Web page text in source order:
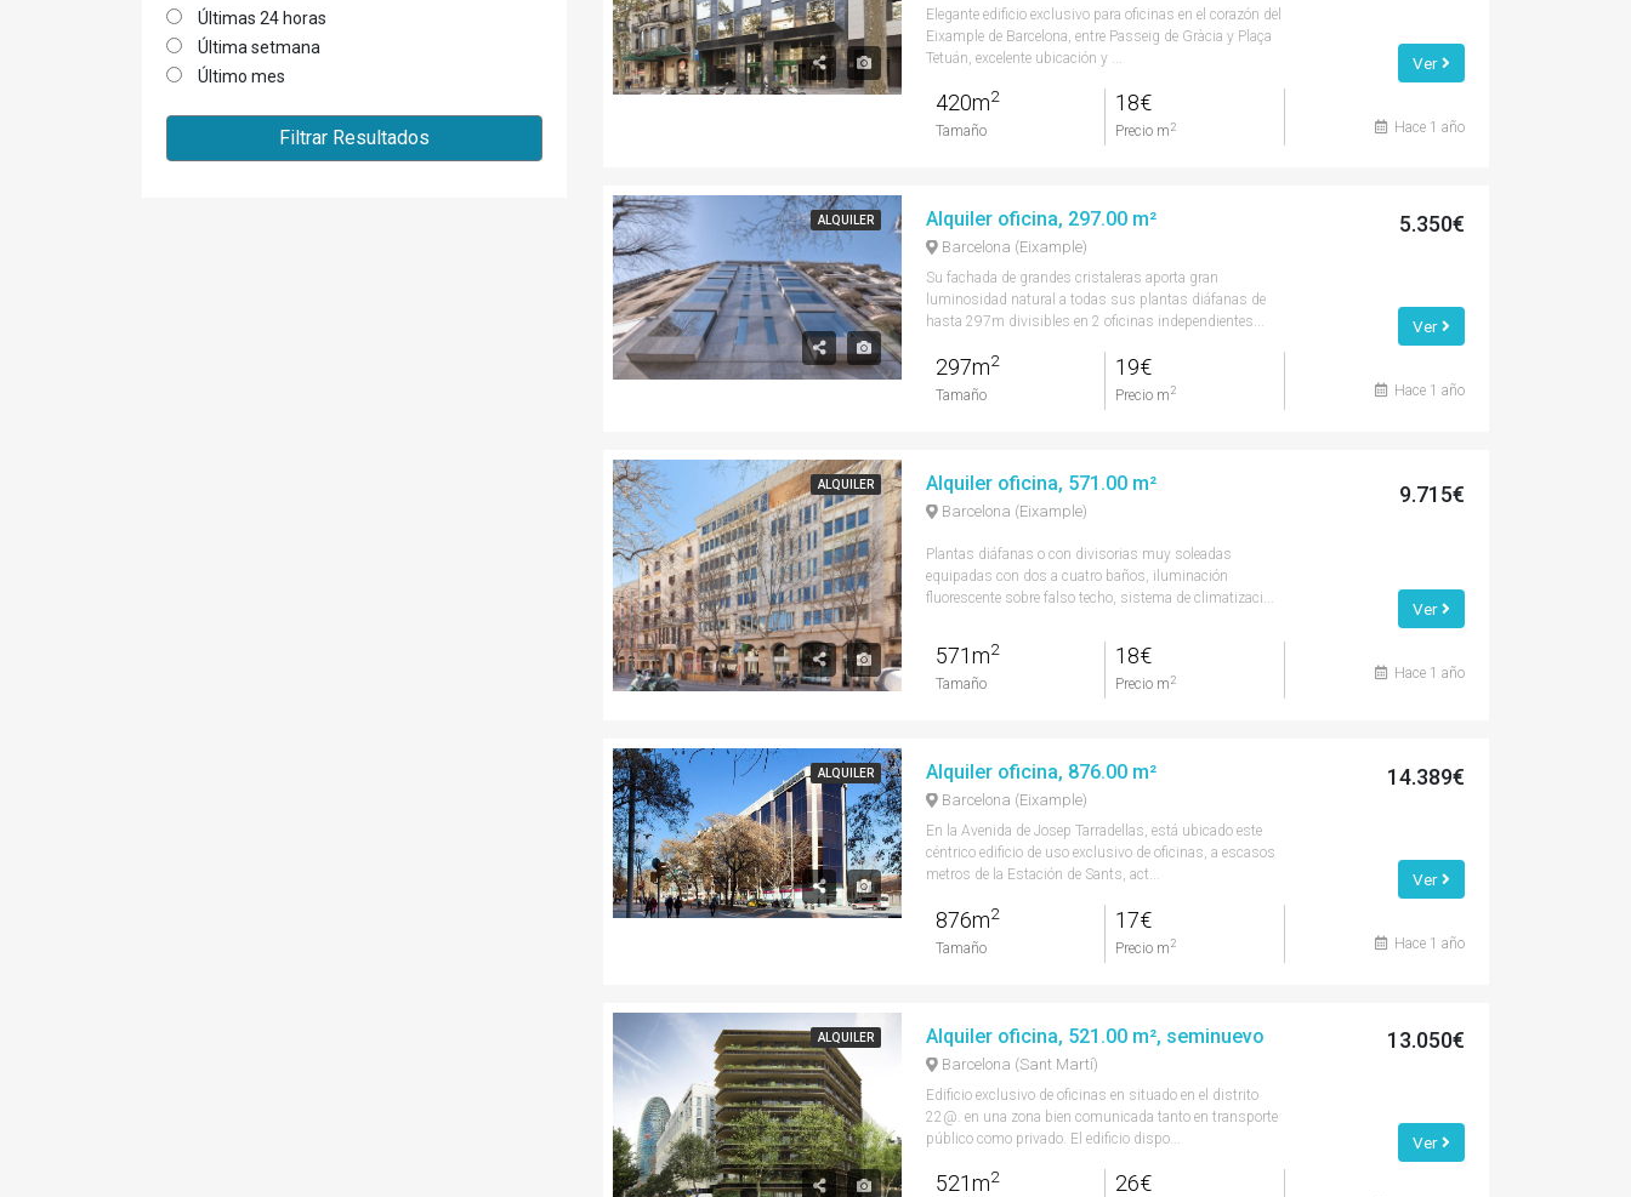
Últimas 24 horas
Última setmana
Último mes
Filtrar Resultados
Elegante edificio exclusivo para oficinas en el corazón del
Eixample de Barcelona, entre Passeig de Gràcia y Plaça
Tetuán, excelente ubicación y ...
420m2
Tamaño
18€
Precio m 2
Ver
Hace 1 año
ALQUILER Alquiler oficina, 297.00 m²
Barcelona (Eixample)
Su fachada de grandes cristaleras aporta gran
luminosidad natural a todas sus plantas diáfanas de
hasta 297m divisibles en 2 oficinas independientes...
297m2
Tamaño
19€
Precio m 2
5.350€
Ver
Hace 1 año
ALQUILER Alquiler oficina, 571.00 m²
Barcelona (Eixample)
Plantas diáfanas o con divisorias muy soleadas
equipadas con dos a cuatro baños, iluminación
fluorescente sobre falso techo, sistema de climatizaci...
571m2
Tamaño
18€
Precio m 2
9.715€
Ver
Hace 1 año
ALQUILER Alquiler oficina, 876.00 m²
Barcelona (Eixample)
En la Avenida de Josep Tarradellas, está ubicado este
céntrico edificio de uso exclusivo de oficinas, a escasos
metros de la Estación de Sants, act...
876m2
Tamaño
17€
Precio m 2
14.389€
Ver
Hace 1 año
ALQUILER Alquiler oficina, 521.00 m², seminuevo
Barcelona (Sant Martí)
Edificio exclusivo de oficinas en situado en el distrito
22@. en una zona bien comunicada tanto en transporte
público como privado. El edificio dispo...
521m2 26€
13.050€
Ver